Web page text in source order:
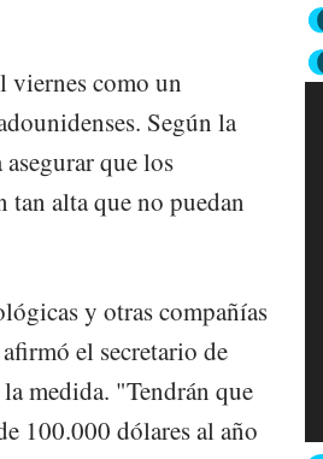
viernes como un
Según la
que los
alta que no puedan
y otras compañías
el secretario de
medida. "Tendrán que
100.000 dólares al año